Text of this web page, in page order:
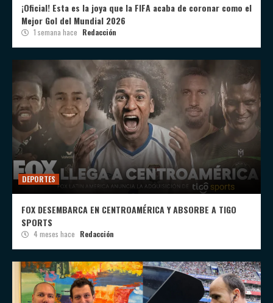
¡Oficial! Esta es la joya que la FIFA acaba de coronar como el
Mejor Gol del Mundial 2026
1 semana hace Redacción
DEPORTES
FOX DESEMBARCA EN CENTROAMÉRICA Y ABSORBE A TIGO
SPORTS
4 meses hace Redacción